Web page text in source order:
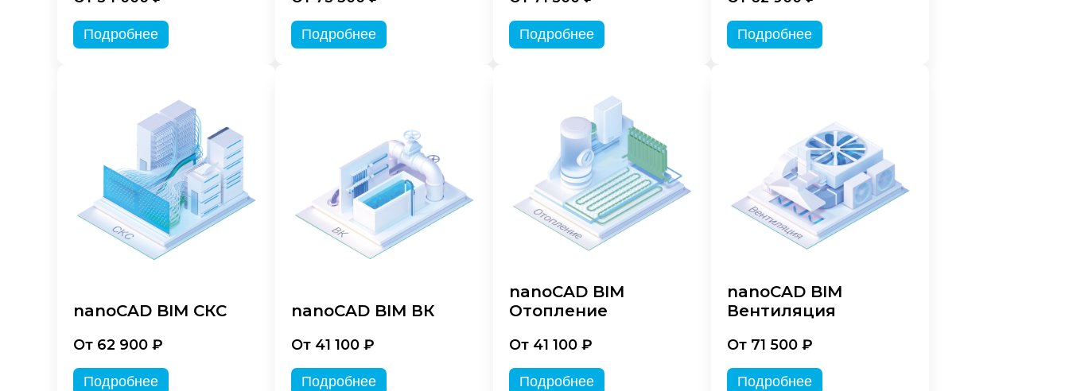
Подробнее Подробнее Подробнее Подробнее
nanoCAD BIM СКС
От 62 900 ₽
Подробнее
nanoCAD BIM ВК
От 41 100 ₽
Подробнее
nanoCAD BIM
Отопление
От 41 100 ₽
Подробнее
nanoCAD BIM
Вентиляция
От 71 500 ₽
Подробнее